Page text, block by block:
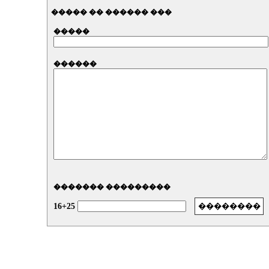
����� �� ������ ���
�����
������
������� ���������
16+25